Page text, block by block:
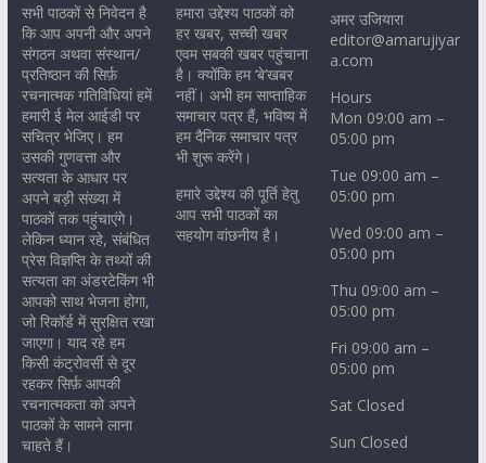
सभी पाठकों से निवेदन है
कि आप अपनी और अपने
संगठन अथवा संस्थान/
प्रतिष्ठान की सिर्फ़
रचनात्मक गतिविधियां हमें
हमारी ई मेल आईडी पर
सचित्र भेजिए। हम
उसकी गुणवत्ता और
सत्यता के आधार पर
अपने बड़ी संख्या में
पाठकों तक पहुंचाएंगे।
लेकिन ध्यान रहे, संबंधित
प्रेस विज्ञप्ति के तथ्यों की
सत्यता का अंडरटेकिंग भी
आपको साथ भेजना होगा,
जो रिकॉर्ड में सुरक्षित रखा
जाएगा। याद रहे हम
किसी कंट्रोवर्सी से दूर
रहकर सिर्फ़ आपकी
रचनात्मकता को अपने
पाठकों के सामने लाना
चाहते हैं।
हमारा उद्देश्य पाठकों को
हर खबर, सच्ची खबर
एवम सबकी खबर पहुंचाना
है। क्योंकि हम ‘बे’खबर
नहीं। अभी हम साप्ताहिक
समाचार पत्र हैं, भविष्य में
हम दैनिक समाचार पत्र
भी शुरू करेंगे।
हमारे उद्देश्य की पूर्ति हेतु
आप सभी पाठकों का
सहयोग वांछनीय है।
अमर उजियारा
editor@amarujiyar
a.com
Hours
Mon 09:00 am –
05:00 pm
Tue 09:00 am –
05:00 pm
Wed 09:00 am –
05:00 pm
Thu 09:00 am –
05:00 pm
Fri 09:00 am –
05:00 pm
Sat Closed
Sun Closed